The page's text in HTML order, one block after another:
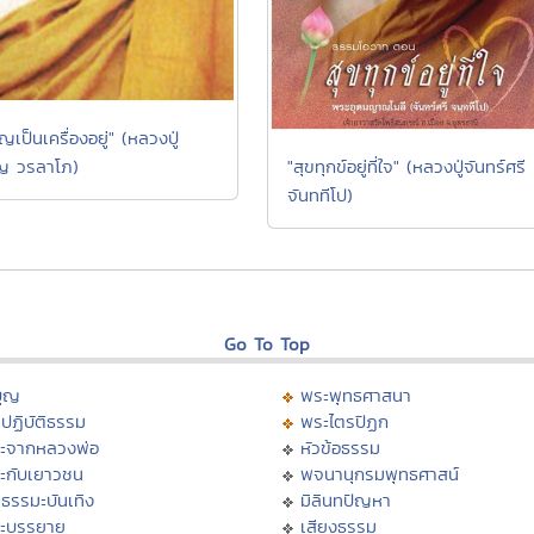
เป็นเครื่องอยู่" (หลวงปู่
วรลาโภ)
"สุขทุกข์อยู่ที่ใจ" (หลวงปู่จันทร์ศรี
จันททีโป)
Go To Top
ญ
ฏิบัติธรรม
จากหลวงพ่อ
กับเยาวชน
รรมะบันเทิง
บรรยาย
พระพุทธศาสนา
พระไตรปิฏก
หัวข้อธรรม
พจนานุกรมพุทธศาสน์
มิลินทปัญหา
เสียงธรรม